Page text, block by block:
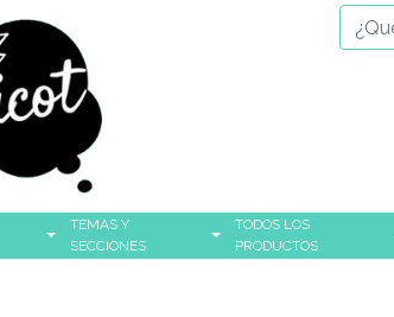
TEMAS Y
SECCIONES
TODOS LOS
PRODUCTOS